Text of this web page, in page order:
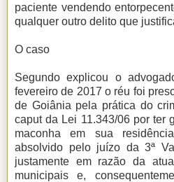
paciente vendendo
qualquer outro delito que
O caso
Segundo explicou o
fevereiro de 2017 o réu foi
de Goiânia pela prática do
caput da Lei 11.343/06 por ter
maconha em sua
absolvido pelo juízo da 3ª
justamente em razão da
municipais e,